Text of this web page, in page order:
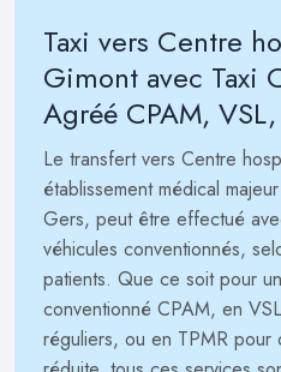
Taxi vers Centre
Gimont avec Taxi
Agréé CPAM,
Le transfert vers Centre
établissement médical
Gers, peut être effectué
véhicules conventionnés,
patients. Que ce soit pour
conventionné CPAM, en
réguliers, ou en TPMR pour